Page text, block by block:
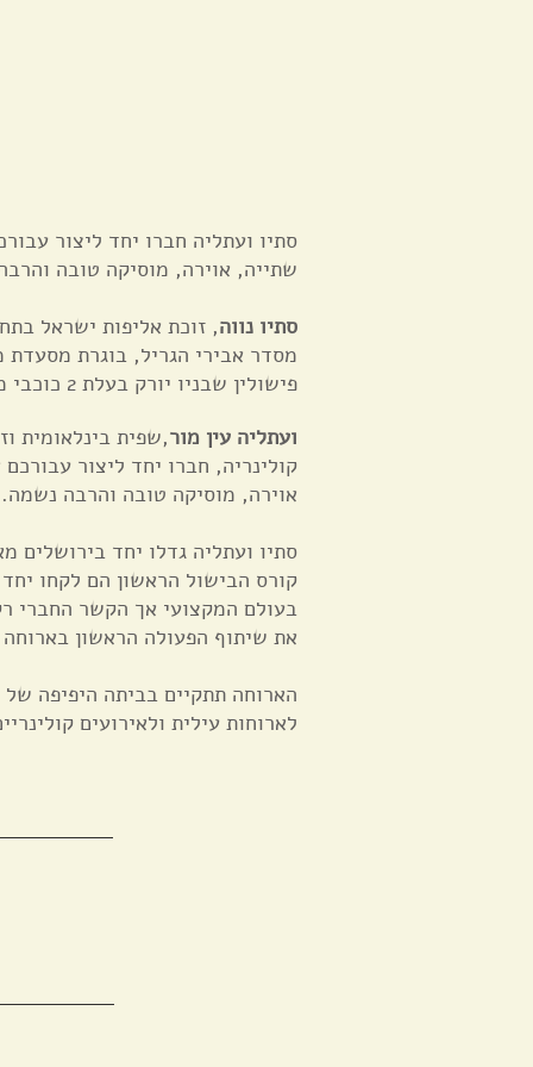
סתיו ועתליה חברו יחד ליצור
שתייה, אוירה, מוסיקה טובה
סתיו נווה, זוכת אליפות ישראל
מסדר אבירי הגריל, בוגרת מסעדת
פישולין שבניו יורק בעלת 2 כוכבי מישלן.‪ ‬
ועתליה עין מור,שפית בינלאומית
קולינריה, חברו יחד ליצור
אוירה, מוסיקה טובה והרבה
סתיו ועתליה גדלו יחד
קורס הבישול הראשון הם לקחו
בעולם המקצועי אך הקשר החברי
את שיתוף הפעולה הראשון בארוחה
הארוחה תתקיים בביתה היפיפה
לארוחות עילית ולאירועים